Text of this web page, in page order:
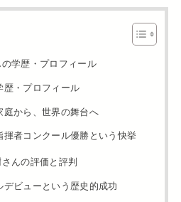
学歴・プロフィール
歴・プロフィール
庭から、世界の舞台へ
揮者コンクール優勝という快挙
んの評価と評判
ビューという歴史的成功